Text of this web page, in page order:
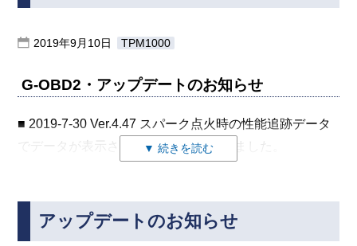
RC350 GSC 2GR-FKS 2019(R1)年11月～
ALLION/PREMIO [NZT / 1NZ-FE] 2019(R1)年12月～
ALLION/PREMIO [ZRT / 2ZR-FAE] 2019(R1)年12月～
ALLION/PREMIO [ZRT / 3ZR-FAE] 2019(R1)年12月～
ALPHARD HV/VELLFIRE HV [AYH / 2AR-FXE]
ALPHARD/VELLFIRE [AGH / 2AR-FE] 2020(R2)年1月
マツダ・アップデートのお知らせ
■ 2019-12-27 Ver.5.97
2019年9月10日 TPM1000
▼ 続きを読む
G-OBD2・アップデートのお知らせ
■ 2019-7-30 Ver.4.47 スパーク点火時の性能追跡データ
でデータが表示されないバグを修正しました。
■ 2019-8-28 Ver.6.49
アップデートのお知らせ